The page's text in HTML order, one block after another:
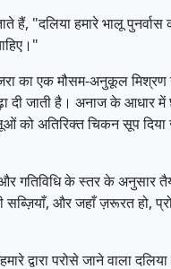
"दलिया हमारे भालू
का एक मौसम-अनुकूल
दी जाती है। अनाज के
को अतिरिक्त चिकन सूप
गतिविधि के स्तर के
और जहाँ ज़रूरत हो,
परोसे जाने वाला